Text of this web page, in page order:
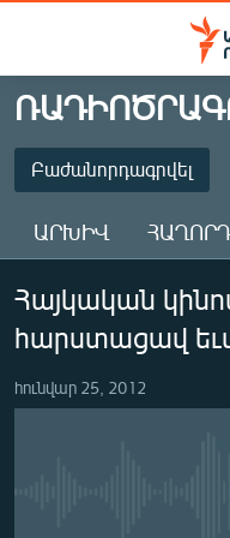
Մատչելիության
Անցնել
հիմնական
բովանդակությանը
Անցնել
մենյուին
Որոնում
ԱԶԱՏՈՒԹՅՈՒՆ TV
ՀԱՅԱՍՏԱՆ
ԸՆՏՐՈՒԹՅՈՒՆՆԵՐ
ԻՐԱՎՈՒՆՔ
ՀԱՍԱՐԱԿՈՒԹՅՈՒՆ
ՏՆՏԵՍՈՒԹՅՈՒՆ
Բաժանորդագրվել
ԱՐԽԻՎ
Հայկական
հարստացավ
հունվար 25, 2012